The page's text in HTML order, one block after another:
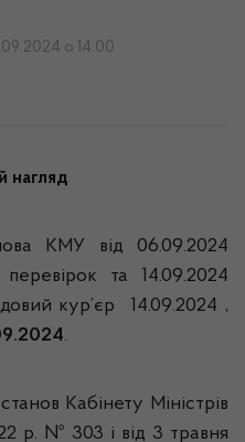
о 14:00
нагляд
КМУ від 06.09.2024
та 14.09.2024
кур’єр 14.09.2024 ,
.
Кабінету Міністрів
р. № 303 і від 3 травня